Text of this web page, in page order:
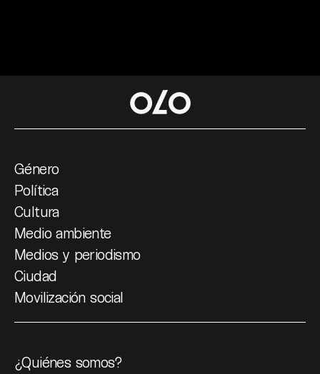
Género
Política
Cultura
Medio ambiente
Medios y periodismo
Ciudad
Movilización social
¿Quiénes somos?